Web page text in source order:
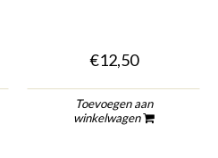
€12,50
Toevoegen aan
winkelwagen